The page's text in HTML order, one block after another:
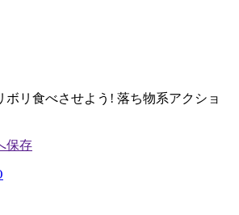
ボリ食べさせよう! 落ち物系アクショ